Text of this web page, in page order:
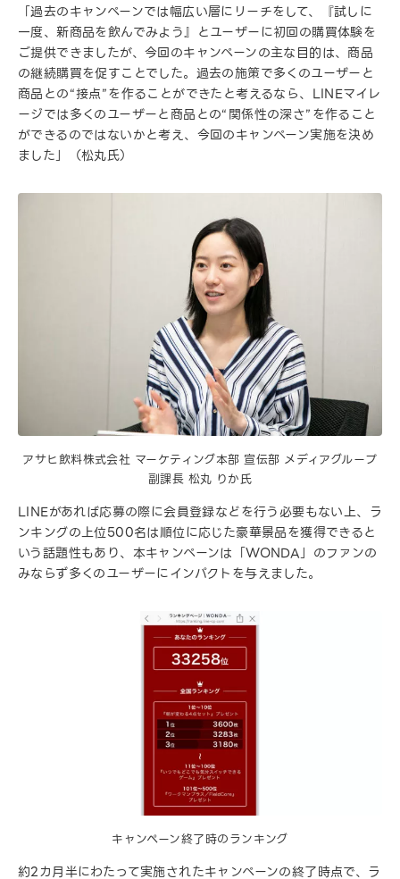
「過去のキャンペーンでは幅広い層にリーチをして、『試しに
一度、新商品を飲んでみよう』とユーザーに初回の購買体験を
ご提供できましたが、今回のキャンペーンの主な目的は、商品
の継続購買を促すことでした。過去の施策で多くのユーザーと
商品との“接点”を作ることができたと考えるなら、LINEマイレ
ージでは多くのユーザーと商品との“関係性の深さ”を作ること
ができるのではないかと考え、今回のキャンペーン実施を決め
ました」（松丸氏）
アサヒ飲料株式会社 マーケティング本部 宣伝部 メディアグループ
副課長 松丸 りか氏
LINEがあれば応募の際に会員登録などを行う必要もない上、ラ
ンキングの上位500名は順位に応じた豪華景品を獲得できると
いう話題性もあり、本キャンペーンは「WONDA」のファンの
みならず多くのユーザーにインパクトを与えました。
キャンペーン終了時のランキング
約2カ月半にわたって実施されたキャンペーンの終了時点で、ラ